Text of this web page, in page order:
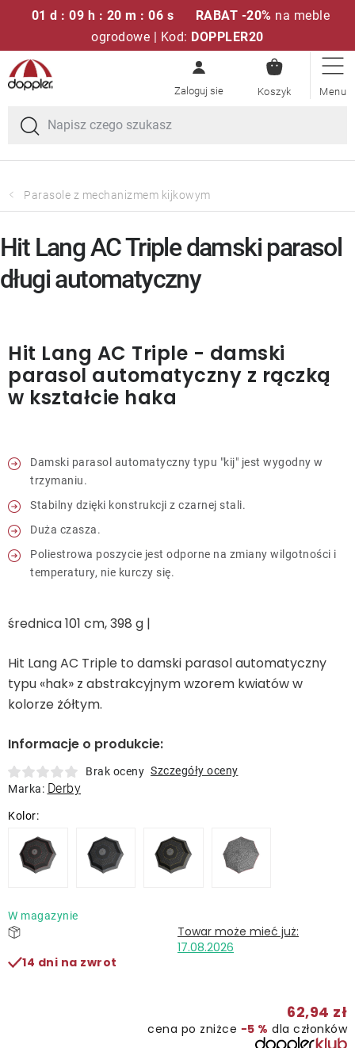
01 d : 09 h : 20 m : 06 s RABAT -20% na meble
ogrodowe | Kod: DOPPLER20
Przejść
do
treści
KOSZYK
Zestawy sof
Parasole ogrodowe
Poduszki i poduszki siedziskowe
Stóły
Leżaki
Parasole
Produkty gastronomiczne
Kolekcja
O nas
Kontakt
Parasole z mechanizmem kijkowym
średnica 101 cm, 398 g |
Hit Lang AC Triple - damski
parasol automatyczny z rączką
w kształcie haka
Hit Lang AC Triple to damski parasol automatyczny
typu «hak» z abstrakcyjnym wzorem kwiatów w
kolorze żółtym.
Informacje o produkcie:
Damski parasol automatyczny typu "kij" jest wygodny w
trzymaniu.
Stabilny dzięki konstrukcji z czarnej stali.
Duża czasza.
Poliestrowa poszycie jest odporne na zmiany wilgotności i
temperatury, nie kurczy się.
Brak oceny Szczegóły oceny
Marka: Derby
W magazynie
17.08.2026
14 dni na zwrot
62,94 zł
cena po zniżce −5 % dla członków
Hit Lang AC Triple damski parasol
długi automatyczny